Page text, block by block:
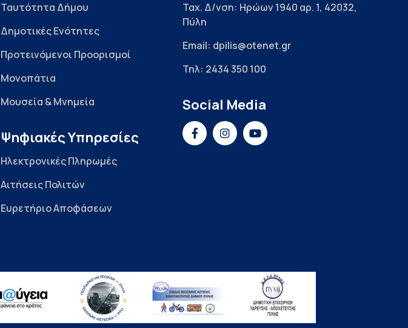
Ταυτότητα Δήμου
Δημοτικές Ενότητες
Προτεινόμενοι Προορισμοί
Μονοπάτια
Μουσεία & Μνημεία
Ψηφιακές Υπηρεσίες
Ηλεκτρονικές Πληρωμές
Αιτήσεις Πολιτών
Ευρετήριο Αποφάσεων
Ταχ. Δ/νση: Ηρώων 1940 αρ. 1, 42032,
Πύλη
Email: dpilis@otenet.gr
Τηλ: 2434 350 100
Social Media